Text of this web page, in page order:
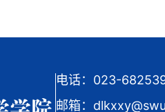
电话：023-
邮箱：